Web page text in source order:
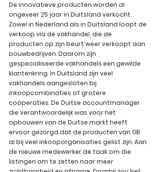
De innovatieve producten worden al
ongeveer 25 jaar in Duitsland verkocht.
Zowel in Nederland als in Duitsland loopt de
verkoop via de vakhandel, die de
producten op zijn beurt weer verkoopt aan
bouwbedrijven. Daarom zijn
gespecialiseerde vakhandels een gewilde
klantenkring. In Duitsland zijn veel
vakhandels aangesloten bij
inkoopcombinaties of grotere
coöperaties. De Duitse accountmanager
die verantwoordelijk was voor het
opbouwen van de Duitse markt heeft
ervoor gezorgd dat de producten van GB
al bij veel inkooporganisaties gelist zijn. Aan
de nieuwe medewerker de taak om die
listingen om te zetten naar meer